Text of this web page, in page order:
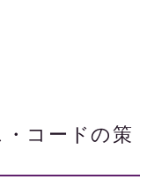
コードの策